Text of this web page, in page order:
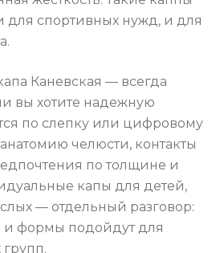
для спортивных нужд, и для
Каневская — всегда
вы хотите надежную
по слепку или цифровому
челюсти, контакты
по толщине и
капы для детей,
— отдельный разговор:
и формы подойдут для
групп.